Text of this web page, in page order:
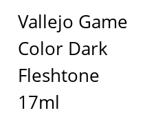
Vallejo Game
Color Dark
Fleshtone
17ml